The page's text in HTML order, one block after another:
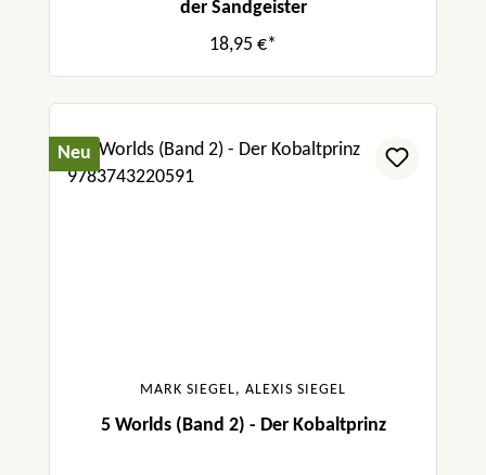
der Sandgeister
18,95 €*
Neu
MARK SIEGEL, ALEXIS SIEGEL
5 Worlds (Band 2) - Der Kobaltprinz